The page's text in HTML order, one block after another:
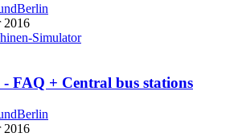
2016
Simulator
FAQ + Central bus stations
2016